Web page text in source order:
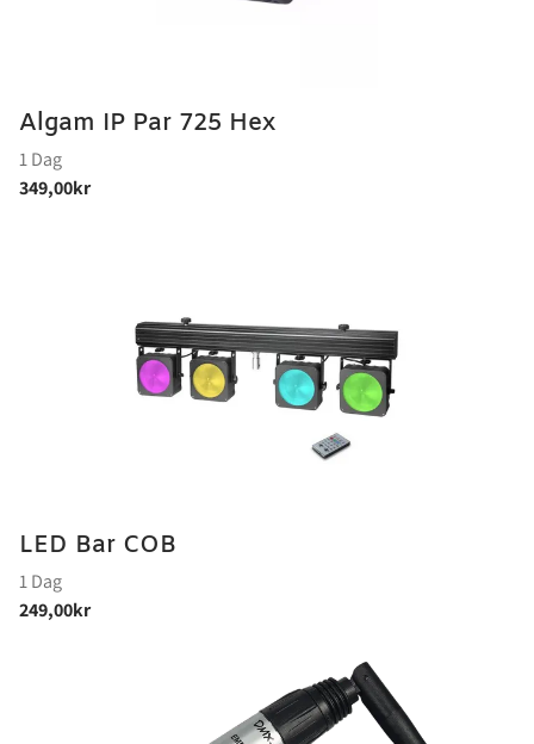
Algam IP Par 725 Hex
LED Bar COB